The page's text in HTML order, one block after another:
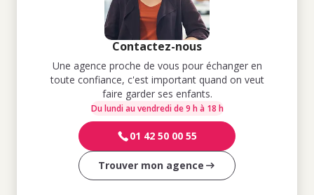
Contactez-nous
Une agence proche de vous pour échanger en
toute confiance, c'est important quand on veut
faire garder ses enfants.
Du lundi au vendredi de 9 h à 18 h
01 42 50 00 55
Trouver mon agence